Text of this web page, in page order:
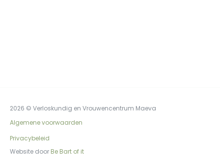
2026 © Verloskundig en Vrouwencentrum Maeva
Algemene voorwaarden
Privacybeleid
Website door Be Bart of it